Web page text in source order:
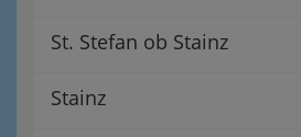
St. Stefan ob Stainz
Stainz